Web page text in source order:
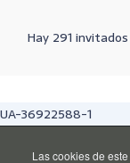
Hay 291
UA-36922588-1
Las cookies de